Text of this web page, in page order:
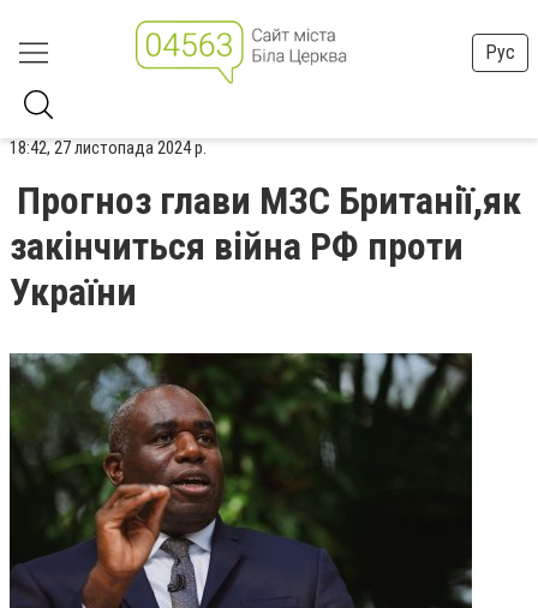
Рус
18:42, 27 листопада 2024 р.
Прогноз глави МЗС Британії,як
закінчиться війна РФ проти
України